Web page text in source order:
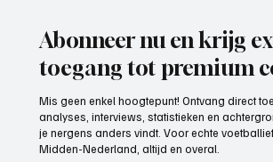
Abonneer nu en krijg
toegang tot premium
Mis geen enkel hoogtepunt! Ontvang direct
analyses, interviews, statistieken en
je nergens anders vindt. Voor echte
Midden-Nederland, altijd en overal.